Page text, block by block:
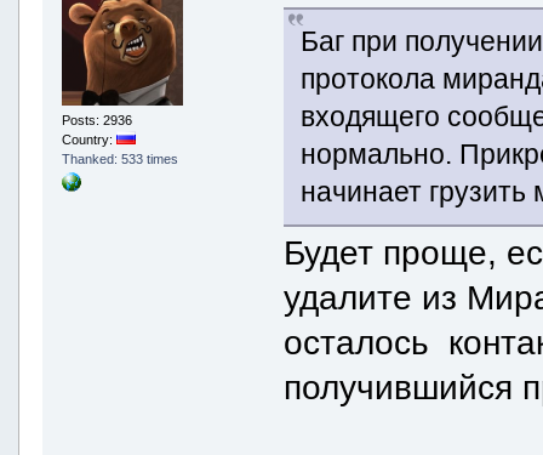
Posts: 2936
Country:
Thanked: 533 times
Баг при
протокола
входящего
нормально.
начинает
Будет проще,
удалите из
осталось
получившийся